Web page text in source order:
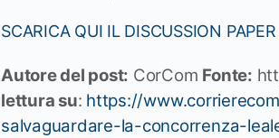
SCARICA QUI IL DISCUSSION PAPER
Autore del post: CorCom Fonte:
lettura su: https://
salvaguardare-la-concorrenza-